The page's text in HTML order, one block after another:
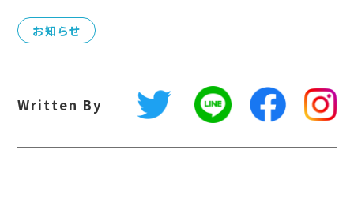
お知らせ
Written By